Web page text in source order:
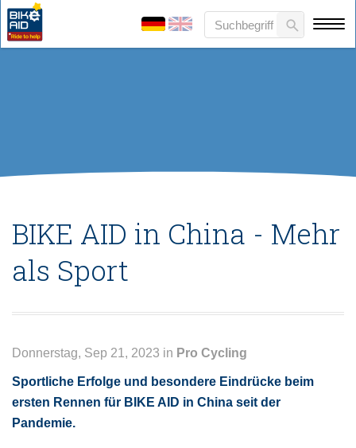
BIKE AID in China - Mehr
als Sport
Donnerstag, Sep 21, 2023 in Pro Cycling
Sportliche Erfolge und besondere Eindrücke beim
ersten Rennen für BIKE AID in China seit der
Pandemie.